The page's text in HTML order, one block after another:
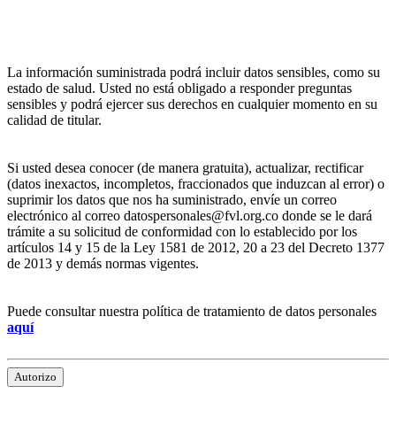
La información suministrada podrá incluir datos sensibles, como su
estado de salud. Usted no está obligado a responder preguntas
sensibles y podrá ejercer sus derechos en cualquier momento en su
calidad de titular.
Si usted desea conocer (de manera gratuita), actualizar, rectificar
(datos inexactos, incompletos, fraccionados que induzcan al error) o
suprimir los datos que nos ha suministrado, envíe un correo
electrónico al correo datospersonales@fvl.org.co donde se le dará
trámite a su solicitud de conformidad con lo establecido por los
artículos 14 y 15 de la Ley 1581 de 2012, 20 a 23 del Decreto 1377
de 2013 y demás normas vigentes.
Puede consultar nuestra política de tratamiento de datos personales
aquí
Autorizo